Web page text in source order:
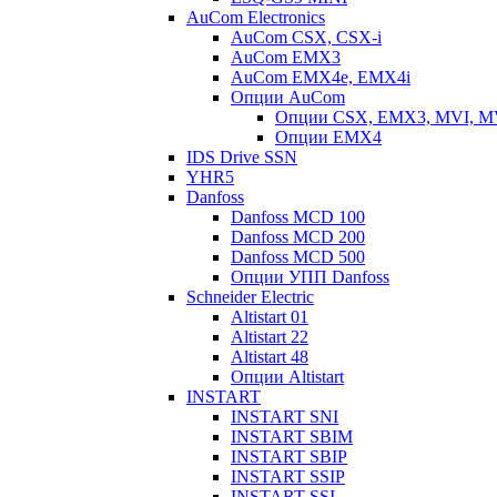
AuCom Electronics
AuCom CSX, CSX-i
AuCom EMX3
AuCom EMX4e, EMX4i
Опции AuCom
Опции CSX, EMX3, MVI,
Опции EMX4
IDS Drive SSN
YHR5
Danfoss
Danfoss MCD 100
Danfoss MCD 200
Danfoss MCD 500
Опции УПП Danfoss
Schneider Electric
Altistart 01
Altistart 22
Altistart 48
Опции Altistart
INSTART
INSTART SNI
INSTART SBIM
INSTART SBIP
INSTART SSIP